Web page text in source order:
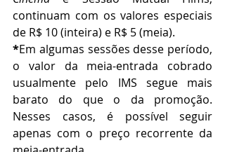
continuam com os valores especiais
de R$ 10 (inteira) e R$ 5 (meia).
*Em algumas sessões desse período,
o valor da meia-entrada cobrado
usualmente pelo IMS segue mais
barato do que o da promoção.
Nesses casos, é possível seguir
apenas com o preço recorrente da